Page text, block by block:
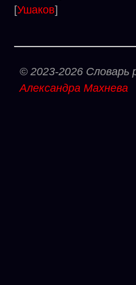
[Ушаков]
© 2023-2026 Словарь
Александра Махнева